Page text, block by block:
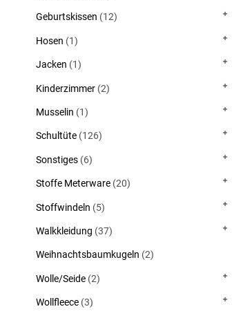
Geburtskissen (12)
Hosen (1)
Jacken (1)
Kinderzimmer (2)
Musselin (1)
Schultüte (126)
Sonstiges (6)
Stoffe Meterware (20)
Stoffwindeln (5)
Walkkleidung (37)
Weihnachtsbaumkugeln (2)
Wolle/Seide (2)
Wollfleece (3)